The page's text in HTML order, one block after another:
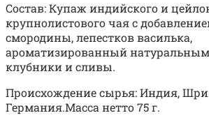
Состав: Купаж индийского и
крупнолистового чая с
смородины, лепестков василька,
ароматизированный
клубники и сливы.
Происхождение сырья: Индия,
Германия.Масса нетто 75 г.